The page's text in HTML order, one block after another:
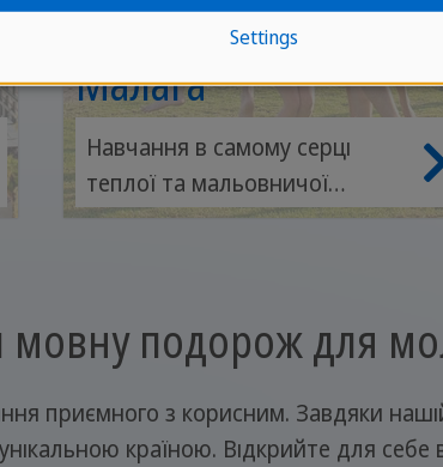
Малага
Навчання в самому серці
теплої та мальовничої
Андалусії
подорож для
приємного з корисним. Завдяки
країною. Відкрийте для себе
Settings